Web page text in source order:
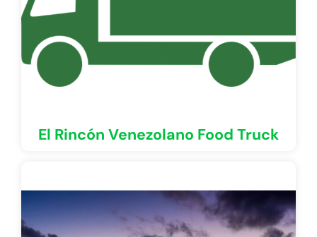
El Rincón Venezolano Food Truck